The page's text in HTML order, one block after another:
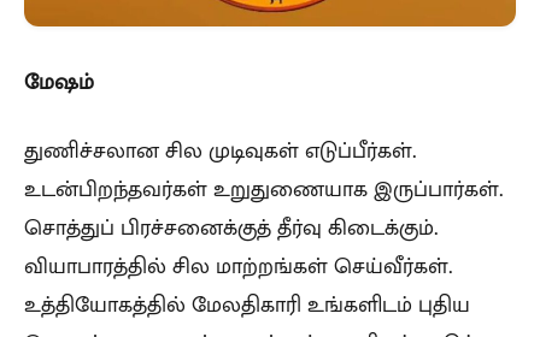
மேஷம்
துணிச்சலான சில முடிவுகள் எடுப்பீர்கள்.
உடன்பிறந்தவர்கள் உறுதுணையாக இருப்பார்கள்.
சொத்துப் பிரச்சனைக்குத் தீர்வு கிடைக்கும்.
வியாபாரத்தில் சில மாற்றங்கள் செய்வீர்கள்.
உத்தியோகத்தில் மேலதிகாரி உங்களிடம் புதிய